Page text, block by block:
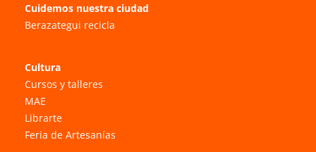
Cuidemos nuestra ciudad
Berazategui recicla
Cultura
Cursos y talleres
MAE
Librarte
Feria de Artesanías